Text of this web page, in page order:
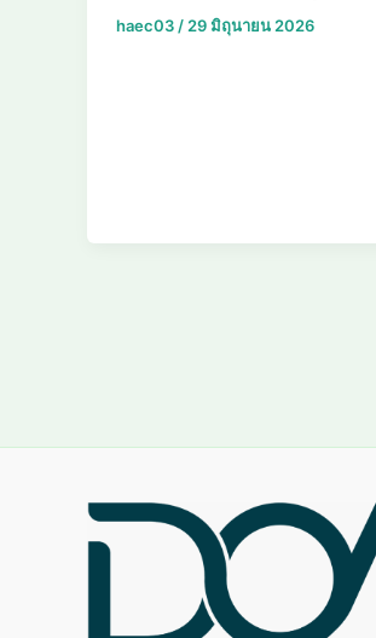
haec03 / 29 มิถุนายน 2026